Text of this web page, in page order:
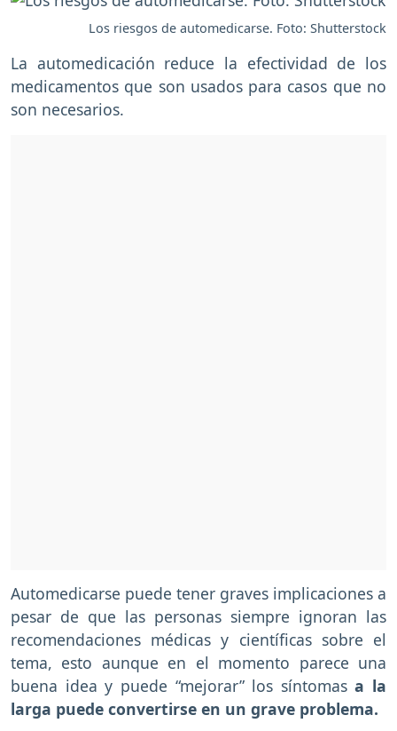
Los riesgos de automedicarse. Foto: Shutterstock
La automedicación reduce la efectividad de los
medicamentos que son usados para casos que no
son necesarios.
Automedicarse puede tener graves implicaciones a
pesar de que las personas siempre ignoran las
recomendaciones médicas y científicas sobre el
tema, esto aunque en el momento parece una
buena idea y puede “mejorar” los síntomasa la
larga puede convertirse en un grave problema.